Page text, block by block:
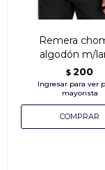
Remera
algodón m/
$ 200